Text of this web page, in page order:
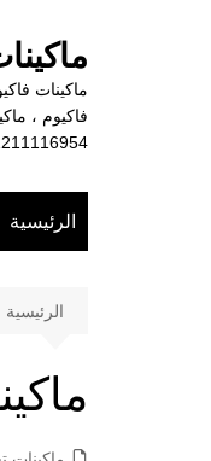
ماكينات
فاكيوم ،
– 01211116956 – 01211116958
الرئيسية
الرئيسية